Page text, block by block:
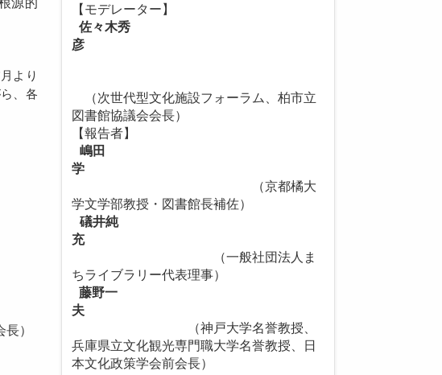
源的
より
、各
）
【モデレーター】
佐々木秀
彦
（次世代型文化施設フォーラム、柏市立
図書館協議会会長）
【報告者】
嶋田
学
（京都橘大
学文学部教授・図書館長補佐）
礒井純
充
（一般社団法人ま
ちライブラリー代表理事）
藤野一
夫
（神戸大学名誉教授、
兵庫県立文化観光専門職大学名誉教授、日
本文化政策学会前会長）